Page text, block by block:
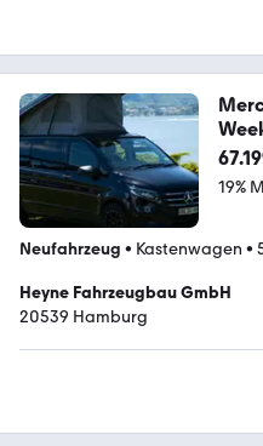
19%
Neufahrzeug • Kastenwagen •
Heyne Fahrzeugbau GmbH
20539 Hamburg